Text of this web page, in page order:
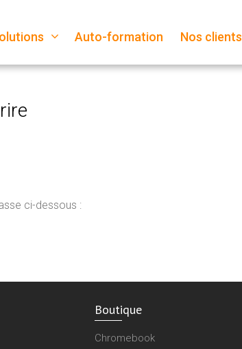
Auto-formation Nos clients
ci-dessous :
Boutique
Chromebook